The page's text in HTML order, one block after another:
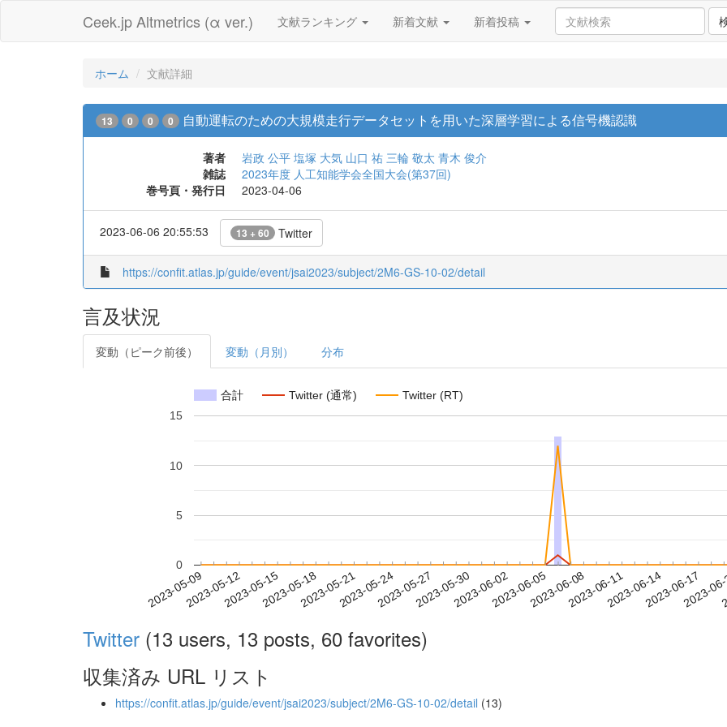
Ceek.jp Altmetrics (α ver.) 文献ランキング 新着文献 新着投稿
ホーム 文献詳細
13 0 0 0 自動運転のための大規模走行データセットを用いた深層学習による信号機認識
著者 岩政 公平 塩塚 大気 山口 祐 三輪 敬太 青木 俊介
雑誌
2023年度 人工知能学会全国大会(第37回)
巻号頁・発行日
2023-04-06
2023-06-06 20:55:53 13 + 60 Twitter
https://confit.atlas.jp/guide/event/jsai2023/subject/2M6-GS-10-02/detail
言及状況
変動（ピーク前後） 変動（月別） 分布
合計 Twitter (通常) Twitter (RT)
2023-05-092023-05-122023-05-152023-05-182023-05-212023-05-242023-05-272023-05-302023-06-022023-06-052023-06-082023-06-112023-06-142023-06-17
2023-
0
5
10
15
Twitter (13 users, 13 posts, 60 favorites)
収集済み URL リスト
https://confit.atlas.jp/guide/event/jsai2023/subject/2M6-GS-10-02/detail (13)